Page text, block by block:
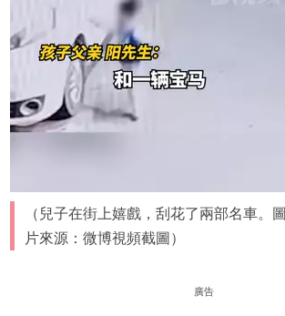
（兒子在街上嬉戲，刮花了兩部名車。圖
片來源：微博視頻截圖）
廣告